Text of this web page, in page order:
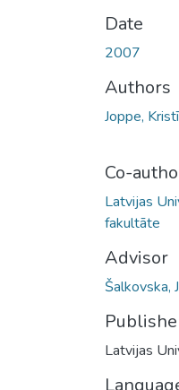
Date
2007
Authors
Joppe,
Co-
Latvijas
fakultāte
Advisor
Šalkovska,
Latvijas